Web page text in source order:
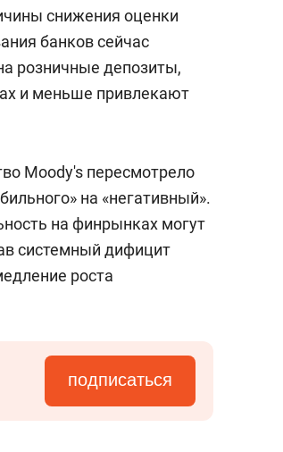
снижения оценки
банков сейчас
розничные депозиты,
и меньше привлекают
Moody's пересмотрело
на «негативный».
на финрынках могут
системный дифицит
роста
подписаться